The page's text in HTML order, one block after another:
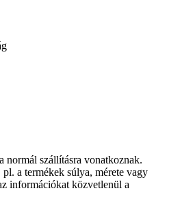
normál szállításra vonatkoznak.
a termékek súlya, mérete vagy
információkat közvetlenül a